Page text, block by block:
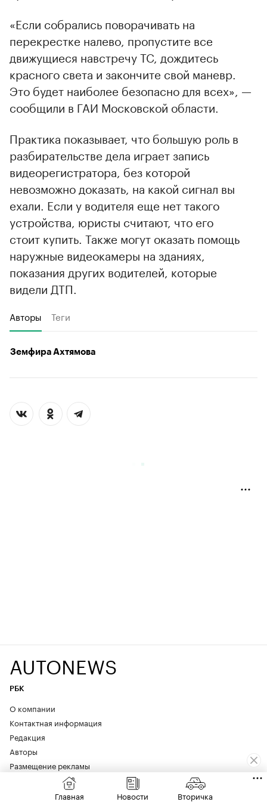
«Если собрались поворачивать на
перекрестке налево, пропустите все
движущиеся навстречу ТС, дождитесь
красного света и закончите свой маневр.
Это будет наиболее безопасно для всех», —
сообщили в ГАИ Московской области.
Практика показывает, что большую роль в
разбирательстве дела играет запись
видеорегистратора, без которой
невозможно доказать, на какой сигнал вы
ехали. Если у водителя еще нет такого
устройства, юристы считают, что его
стоит купить. Также могут оказать помощь
наружные видеокамеры на зданиях,
показания других водителей, которые
видели ДТП.
Авторы Теги
Земфира Ахтямова
AUTONEWS
РБК
О компании
Контактная информация
Редакция
Авторы
Размещение рекламы
Главная Новости Вторичка